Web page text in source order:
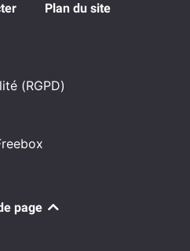
Plan du site
(RGPD)
page